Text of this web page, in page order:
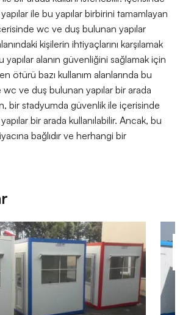
ile bu yapılar birbirini tamamlayan
wc ve duş bulunan yapılar
kişilerin ihtiyaçlarını karşılamak
yapılar alanın güvenliğini sağlamak için
ötürü bazı kullanım alanlarında bu
wc ve duş bulunan yapılar bir arada
bir stadyumda güvenlik ile içerisinde
bir arada kullanılabilir. Ancak, bu
bağlıdır ve herhangi bir